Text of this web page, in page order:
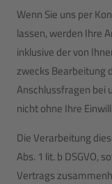
Wenn Sie uns per
lassen, werden Ihre
inklusive der von
zwecks Bearbeitung
Anschlussfragen bei
nicht ohne Ihre
Die Verarbeitung
Abs. 1 lit. b DSGVO,
Vertrags